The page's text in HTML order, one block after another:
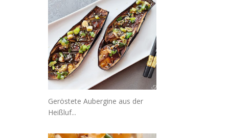
Geröstete Aubergine aus der
Heißluf...